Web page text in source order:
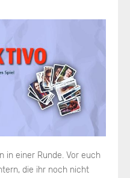
in einer Runde. Vor euch
die ihr noch nicht